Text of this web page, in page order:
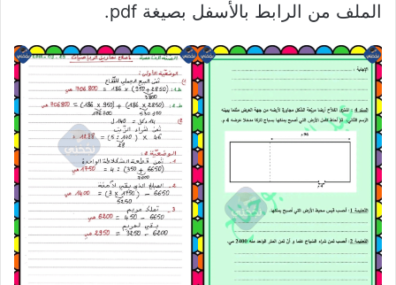
الملف من الرابط بالأسفل بصيغة pdf.